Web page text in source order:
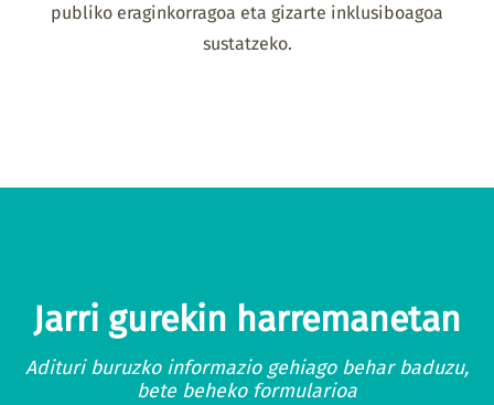
publiko eraginkorragoa eta gizarte inklusiboagoa
sustatzeko.
Jarri gurekin harremanetan
Adituri buruzko informazio gehiago behar baduzu,
bete beheko formularioa